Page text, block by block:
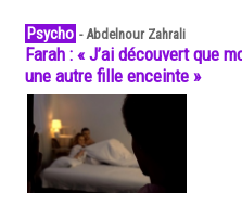
Psycho -Abdelnour Zahrali
Farah : « J’ai découvert que
une autre fille enceinte »